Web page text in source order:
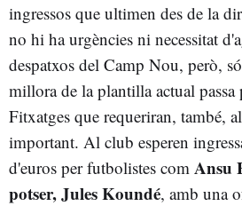
ingressos que ultimen des de la
no hi ha urgències ni necessitat
despatxos del Camp Nou, però,
millora de la plantilla actual passa
Fitxatges que requeriran, també,
important. Al club esperen
d'euros per futbolistes com Ansu
potser, Jules Koundé, amb una